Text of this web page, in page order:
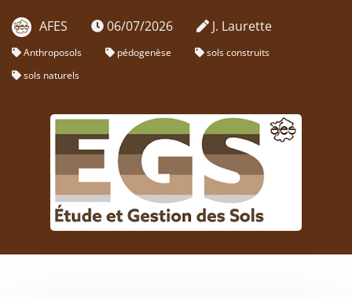
AFES 06/07/2026 J. Laurette
Anthroposols pédogenèse
sols construits
sols naturels